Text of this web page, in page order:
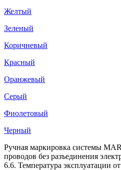
Желтый
Зеленый
Коричневый
Красный
Оранжевый
Серый
Фиолетовый
Черный
Ручная маркировка системы
проводов без разъединения
6.6. Температура эксплуатации